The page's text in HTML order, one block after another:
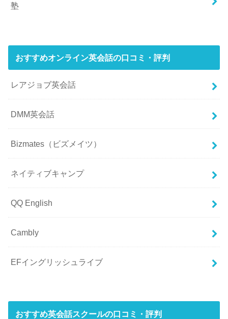
塾
おすすめオンライン英会話の口コミ・評判
レアジョブ英会話
DMM英会話
Bizmates（ビズメイツ）
ネイティブキャンプ
QQ English
Cambly
EFイングリッシュライブ
おすすめ英会話スクールの口コミ・評判